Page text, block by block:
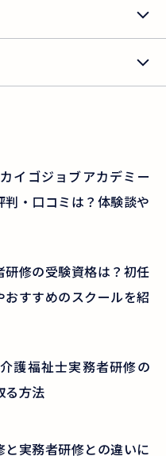
イゴジョブアカデミー
・口コミは？体験談や
修の受験資格は？初任
すすめのスクールを紹
護福祉士実務者研修の
る方法
実務者研修との違いに